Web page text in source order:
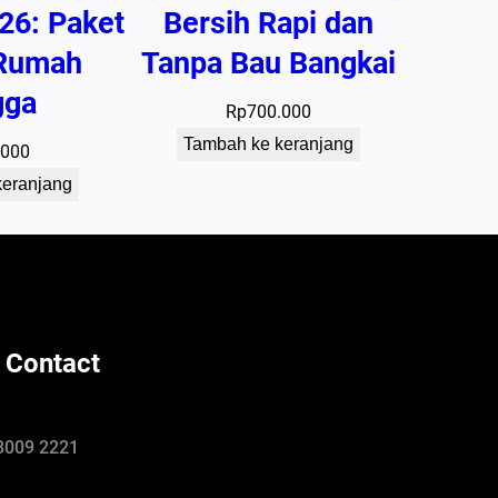
Paket
Bersih Rapi dan
Tanpa Bau Bangkai
Rp700.000
Tambah ke keranjang
Contact
2221